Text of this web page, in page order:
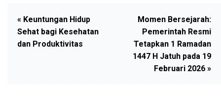
« Keuntungan Hidup
Sehat bagi Kesehatan
dan Produktivitas
Momen Bersejarah:
Pemerintah Resmi
Tetapkan 1 Ramadan
1447 H Jatuh pada 19
Februari 2026 »